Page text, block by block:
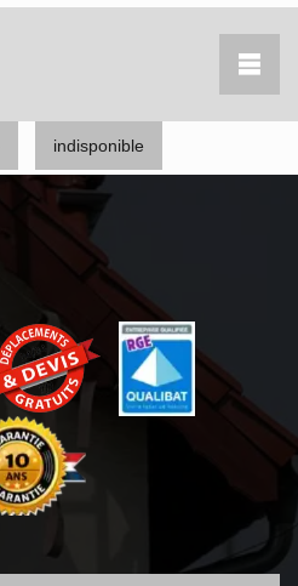
indisponible